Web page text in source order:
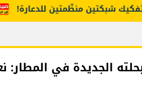
منظّمتين للدعارة!
الجديدة في المطار: